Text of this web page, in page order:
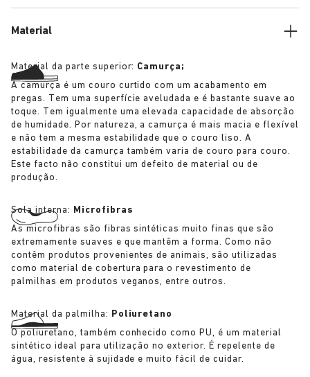
Material
Material da parte superior: Camurça;
A camurça é um couro curtido com um acabamento em
pregas. Tem uma superfície aveludada e é bastante suave ao
toque. Tem igualmente uma elevada capacidade de absorção
de humidade. Por natureza, a camurça é mais macia e flexível
e não tem a mesma estabilidade que o couro liso. A
estabilidade da camurça também varia de couro para couro.
Este facto não constitui um defeito de material ou de
produção.
Sola interna: Microfibras
As microfibras são fibras sintéticas muito finas que são
extremamente suaves e que mantêm a forma. Como não
contêm produtos provenientes de animais, são utilizadas
como material de cobertura para o revestimento de
palmilhas em produtos veganos, entre outros.
Material da palmilha: Poliuretano
O poliuretano, também conhecido como PU, é um material
sintético ideal para utilização no exterior. É repelente de
água, resistente à sujidade e muito fácil de cuidar.